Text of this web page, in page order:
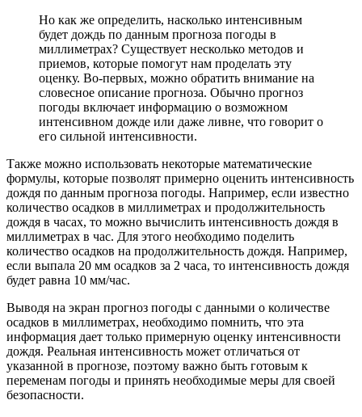
Но как же определить, насколько интенсивным
будет дождь по данным прогноза погоды в
миллиметрах? Существует несколько методов и
приемов, которые помогут нам проделать эту
оценку. Во-первых, можно обратить внимание на
словесное описание прогноза. Обычно прогноз
погоды включает информацию о возможном
интенсивном дожде или даже ливне, что говорит о
его сильной интенсивности.
Также можно использовать некоторые математические
формулы, которые позволят примерно оценить интенсивность
дождя по данным прогноза погоды. Например, если известно
количество осадков в миллиметрах и продолжительность
дождя в часах, то можно вычислить интенсивность дождя в
миллиметрах в час. Для этого необходимо поделить
количество осадков на продолжительность дождя. Например,
если выпала 20 мм осадков за 2 часа, то интенсивность дождя
будет равна 10 мм/час.
Выводя на экран прогноз погоды с данными о количестве
осадков в миллиметрах, необходимо помнить, что эта
информация дает только примерную оценку интенсивности
дождя. Реальная интенсивность может отличаться от
указанной в прогнозе, поэтому важно быть готовым к
переменам погоды и принять необходимые меры для своей
безопасности.